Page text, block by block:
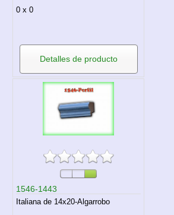
0 x 0
Detalles de producto
1546-1443
Italiana de 14x20-Algarrobo